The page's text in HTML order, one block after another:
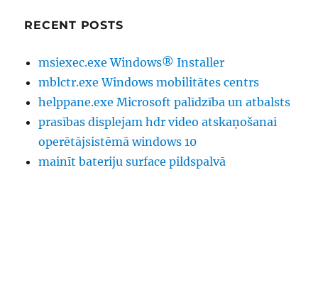
RECENT POSTS
msiexec.exe Windows® Installer
mblctr.exe Windows mobilitātes centrs
helppane.exe Microsoft palīdzība un atbalsts
prasības displejam hdr video atskaņošanai
operētājsistēmā windows 10
mainīt bateriju surface pildspalvā